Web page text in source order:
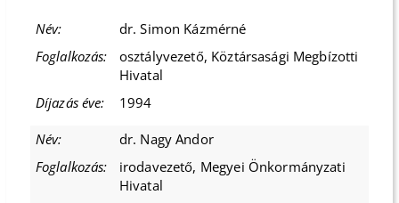
dr. Simon Kázmérné
osztályvezető, Köztársasági Megbízotti
Hivatal
1994
dr. Nagy Andor
irodavezető, Megyei Önkormányzati
Hivatal